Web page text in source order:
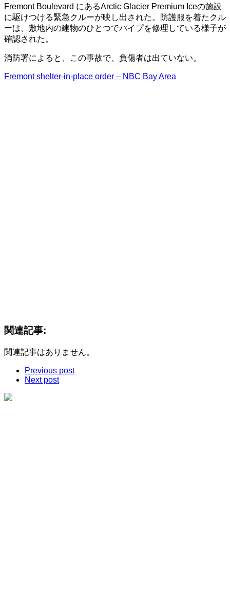
Fremont Boulevard にあるArctic Glacier Premium Iceの施設
に駆けつける緊急クルーが映し出された。防護服を着たクル
ーは、敷地内の建物のひとつでパイプを修理している様子が
確認された。
消防署によると、この事故で、負傷者は出ていない。
Fremont shelter-in-place order – NBC Bay Area
関連記事:
関連記事はありません。
Previous post
Next post